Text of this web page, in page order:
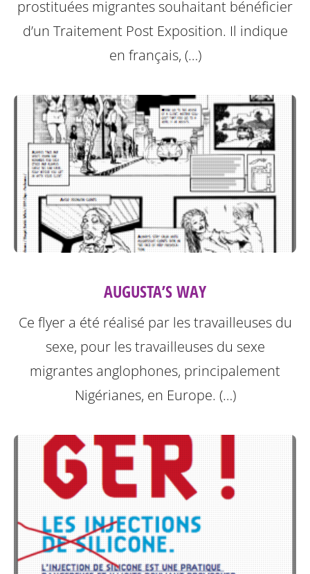
prostituées migrantes souhaitant bénéficier
d’un Traitement Post Exposition. Il indique
en français, (…)
AUGUSTA’S WAY
Ce flyer a été réalisé par les travailleuses du
sexe, pour les travailleuses du sexe
migrantes anglophones, principalement
Nigérianes, en Europe. (…)